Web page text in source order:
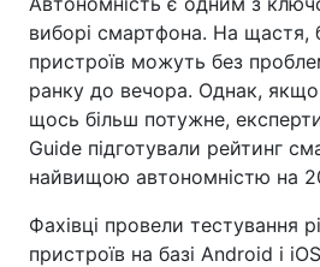
виборі смартфона. На щастя,
пристроїв можуть без
ранку до вечора. Однак,
щось більш потужне,
Guide підготували рейтинг
найвищою автономністю на
Фахівці провели тестування
пристроїв на базі Android і